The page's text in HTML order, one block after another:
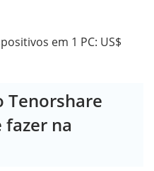
em 1 PC: US$
Tenorshare
fazer na